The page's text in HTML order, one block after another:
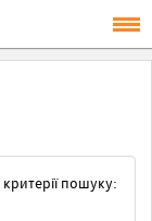
пошуку: